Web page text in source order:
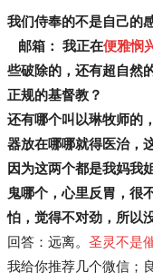
我们侍奉的不是自己的感
邮箱： 我正在便雅悯
些破除的，还有超自然
正规的基督教？
还有哪个叫以琳牧师的
器放在哪哪就得医治，
因为这两个都是我妈我
鬼哪个，心里反胃，很
怕，觉得不对劲，所以
回答：远离。 圣灵不是
我给你推荐几个微信；